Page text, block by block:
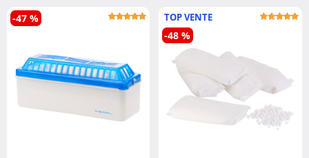
-47 % TOP VENTE
-48 %